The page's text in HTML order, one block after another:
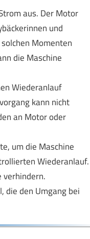
aus. Der Motor
und
Momenten
die Maschine
Wiederanlauf
kann nicht
an Motor oder
um die Maschine
Wiederanlauf.
verhindern.
die den Umgang bei